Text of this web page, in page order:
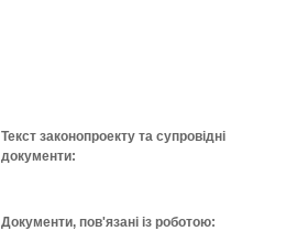
Текст законопроекту та супровідні
документи:
Документи, пов'язані із роботою: